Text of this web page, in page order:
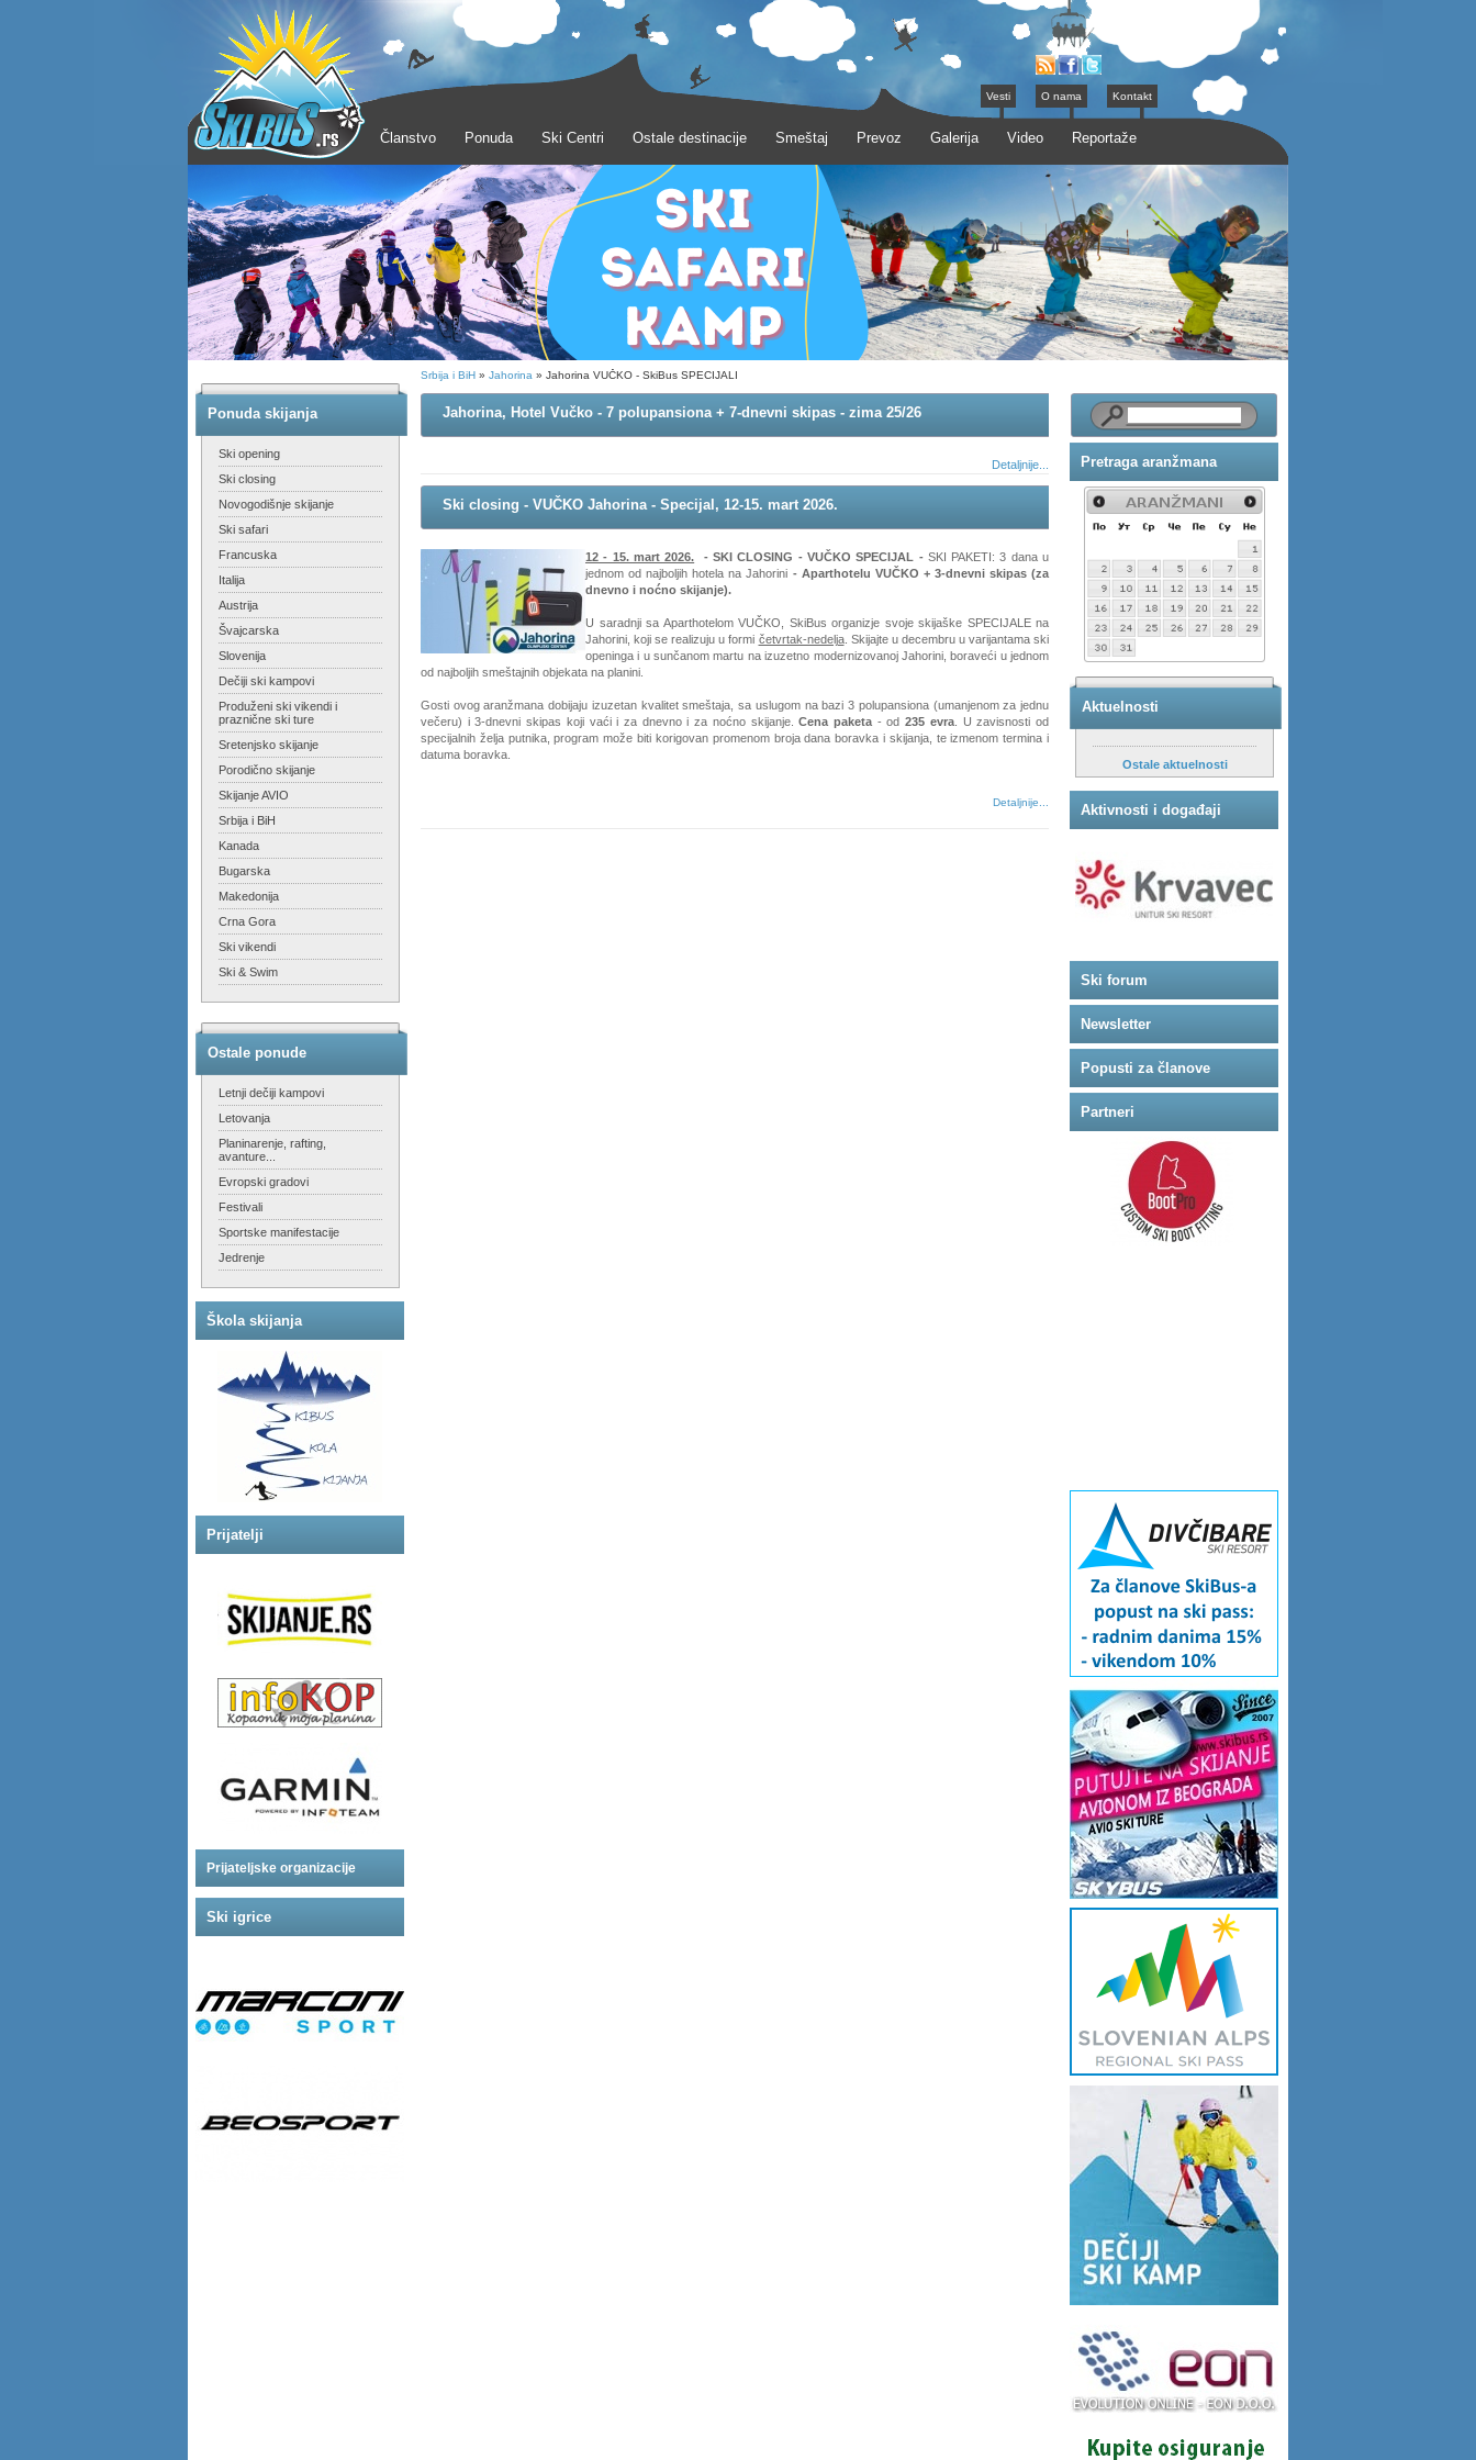
Vesti O nama Kontakt
Članstvo Ponuda Ski Centri Ostale destinacije Smeštaj Prevoz Galerija Video Reportaže
Ponuda skijanja
Ski opening
Ski closing
Novogodišnje skijanje
Ski safari
Francuska
Italija
Austrija
Švajcarska
Slovenija
Dečiji ski kampovi
Produženi ski vikendi i
praznične ski ture
Sretenjsko skijanje
Porodično skijanje
Skijanje AVIO
Srbija i BiH
Kanada
Bugarska
Makedonija
Crna Gora
Ski vikendi
Ski & Swim
Ostale ponude
Letnji dečiji kampovi
Letovanja
Planinarenje, rafting,
avanture...
Evropski gradovi
Festivali
Sportske manifestacije
Jedrenje
Škola skijanja
Prijatelji
Prijateljske organizacije
Ski igrice
Srbija i BiH » Jahorina » Jahorina VUČKO - SkiBus SPECIJALI
Jahorina, Hotel Vučko - 7 polupansiona + 7-dnevni skipas - zima 25/26
Detaljnije...
Ski closing - VUČKO Jahorina - Specijal, 12-15. mart 2026.
12 - 15. mart 2026. - SKI CLOSING - VUČKO SPECIJAL - SKI PAKETI: 3 dana u
jednom od najboljih hotela na Jahorini - Aparthotelu VUČKO + 3-dnevni skipas (za
dnevno i noćno skijanje).
U saradnji sa Aparthotelom VUČKO, SkiBus organizje svoje skijaške SPECIJALE na
Jahorini, koji se realizuju u formi četvrtak-nedelja. Skijajte u decembru u varijantama ski
openinga i u sunčanom martu na izuzetno modernizovanoj Jahorini, boraveći u jednom
od najboljih smeštajnih objekata na planini.
Gosti ovog aranžmana dobijaju izuzetan kvalitet smeštaja, sa uslugom na bazi 3 polupansiona (umanjenom za jednu
večeru) i 3-dnevni skipas koji vaći i za dnevno i za noćno skijanje.Cena paketa - od235 evra. U zavisnosti od
specijalnih želja putnika, program može biti korigovan promenom broja dana boravka i skijanja, te izmenom termina i
datuma boravka.
Detaljnije...
Pretraga aranžmana
Aktuelnosti
Ostale aktuelnosti
Aktivnosti i događaji
Ski forum
Newsletter
Popusti za članove
Partneri